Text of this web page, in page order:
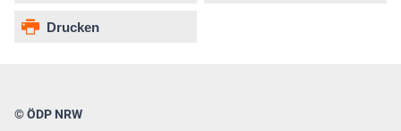
Drucken
© ÖDP NRW